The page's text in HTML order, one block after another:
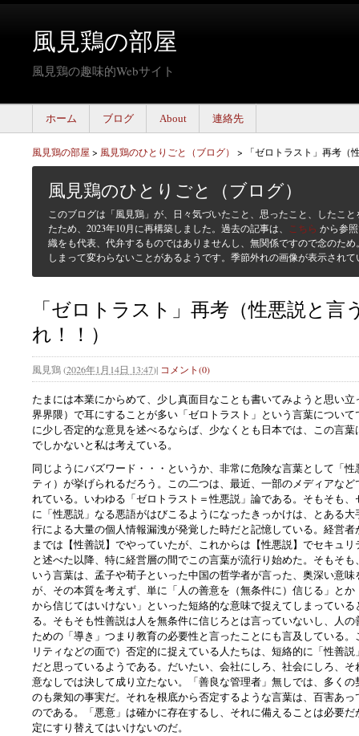
風見鶏の部屋
風見鶏の趣味的Webサイト
ホーム ブログ About 連絡先
風見鶏の部屋 > 風見鶏のひとりごと（ブログ） > 「ゼロトラスト」再考（
風見鶏のひとりごと（ブログ）
このブログは「風見鶏」が、日々気づいたこと、思ったこと、したこ
たため、2023年10月に再構築しました。過去の記事は、 こちら から参
織をも代表、代弁するものではありませんし、無関係ですので念のた
しまって変わらないことがあるようです。季節外れの画像が表示され
「ゼロトラスト」再考（性悪説と言
れ！！）
風見鶏(2026年1月14日 13:47)| コメント(0)
たまには本業にからめて、少し真面目なことも書いてみようと思い
界界隈）で耳にすることが多い「ゼロトラスト」という言葉につい
に少し否定的な意見を述べるならば、少なくとも日本では、この言
でしかないと私は考えている。
同じようにバズワード・・・というか、非常に危険な言葉として「
ティ）が挙げられるだろう。この二つは、最近、一部のメディアな
れている。いわゆる「ゼロトラスト＝性悪説」論である。そもそも
に「性悪説」なる悪語がはびこるようになったきっかけは、とある
行による大量の個人情報漏洩が発覚した時だと記憶している。経営
までは【性善説】でやっていたが、これからは【性悪説】でセキュ
と述べた以降、特に経営層の間でこの言葉が流行り始めた。そもそ
いう言葉は、孟子や荀子といった中国の哲学者が言った、奥深い意
が、その本質を考えず、単に「人の善意を（無条件に）信じる」と
から信じてはいけない」といった短絡的な意味で捉えてしまってい
る。そもそも性善説は人を無条件に信じろとは言っていないし、人
ための「導き」つまり教育の必要性と言ったことにも言及している
リティなどの面で）否定的に捉えている人たちは、短絡的に「性善
だと思っているようである。だいたい、会社にしろ、社会にしろ、
意なしでは決して成り立たない。「善良な管理者」無しでは、多く
のも衆知の事実だ。それを根底から否定するような言葉は、百害あ
のである。「悪意」は確かに存在するし、それに備えることは必要
定にすり替えてはいけないのだ。